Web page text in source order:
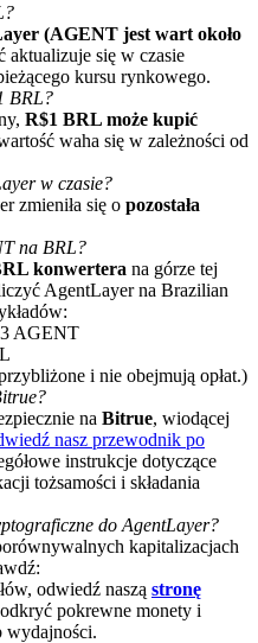
nagrody pieniężne
(AGENT jest wart około
aktualizuje się w czasie
kursu rynkowego.
BRL?
R$1 BRL może kupić
waha się w zależności od
w czasie?
zmieniła się o pozostała
na BRL?
konwertera na górze tej
AgentLayer na Brazilian
AGENT
i nie obejmują opłat.)
na Bitrue, wiodącej
nasz przewodnik po
instrukcje dotyczące
tożsamości i składania
do AgentLayer?
kapitalizacjach
odwiedź naszą stronę
pokrewne monety i
wydajności.